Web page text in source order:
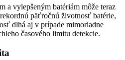
a vylepšeným batériám môže teraz
päťročnú životnosť batérie,
dlhá aj v prípade mimoriadne
časového limitu detekcie.